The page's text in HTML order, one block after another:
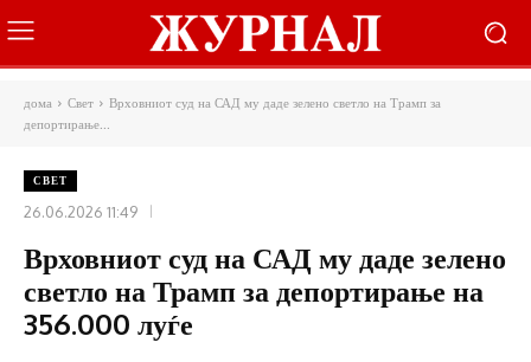
дома Свет
Врховниот суд на САД му даде зелено светло на Трамп за
депортирање...
СВЕТ
26.06.2026 11:49
Врховниот суд на САД му даде зелено
светло на Трамп за депортирање на
356.000 луѓе